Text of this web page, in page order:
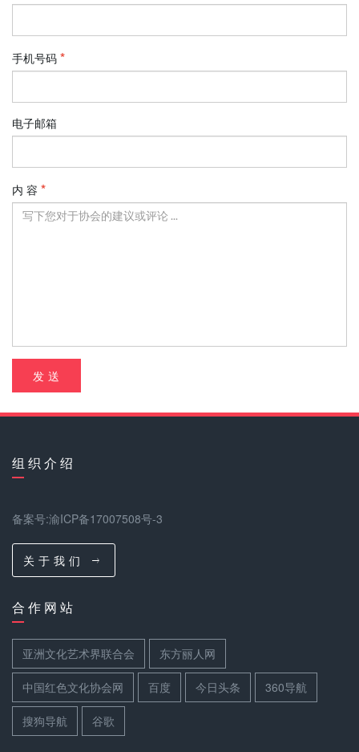
手机号码
电子邮箱
内 容
发 送
组 织 介 绍
备案号:渝ICP备17007508号-3
关 于 我 们
合 作 网 站
亚洲文化艺术界联合会 东方丽人网
中国红色文化协会网 百度 今日头条 360导航
搜狗导航 谷歌